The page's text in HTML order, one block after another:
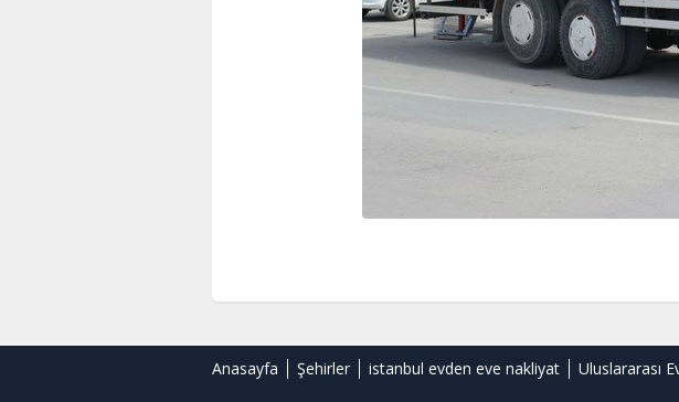
Anasayfa Şehirler istanbul evden eve nakliyat Uluslararası